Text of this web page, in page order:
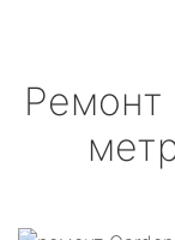
Ремонт